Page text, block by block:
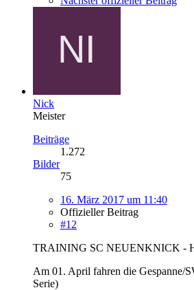
Nick
Meister
Beiträge
1.272
Bilder
75
16. März 2017 um 11:40
Offizieller Beitrag
#12
TRAINING SC NEUENKNICK -
Am 01. April fahren die Gespanne/
Serie)